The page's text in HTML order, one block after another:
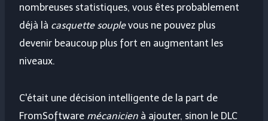
nombreuses statistiques, vous êtes probablement
déjà là casquette souplevous ne pouvez plus
devenir beaucoup plus fort en augmentant les
niveaux.
C'était une décision intelligente de la part de
FromSoftware mécanicien à ajouter, sinon le DLC